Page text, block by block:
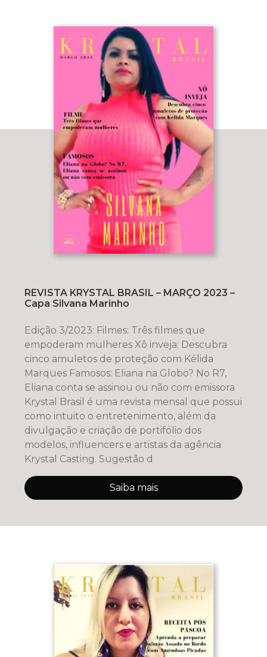
REVISTA KRYSTAL BRASIL – MARÇO 2023 –
Capa Silvana Marinho
Edição 3/2023: Filmes: Três filmes que
empoderam mulheres Xô inveja: Descubra
cinco amuletos de proteção com Kélida
Marques Famosos: Eliana na Globo? No R7,
Eliana conta se assinou ou não com emissora
Krystal Brasil é uma revista mensal que possui
como intuito o entretenimento, além da
divulgação e criação de portifólio dos
modelos, influencers e artistas da agência
Krystal Casting. Sugestão d
Saiba mais